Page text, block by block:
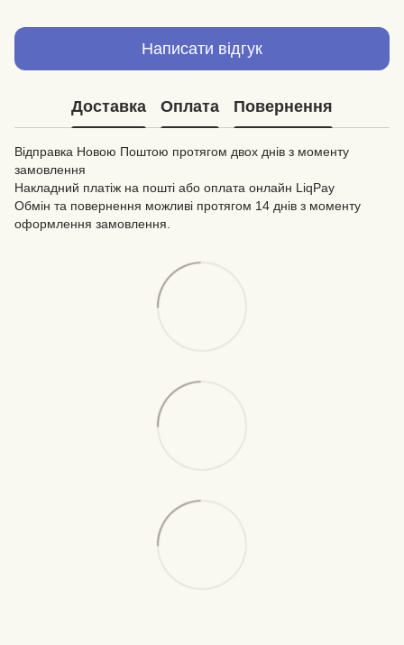
Написати відгук
Доставка Оплата Повернення
Відправка Новою Поштою протягом двох днів з моменту
замовлення
Накладний платіж на пошті або оплата онлайн LiqPay
Обмін та повернення можливі протягом 14 днів з моменту
оформлення замовлення.